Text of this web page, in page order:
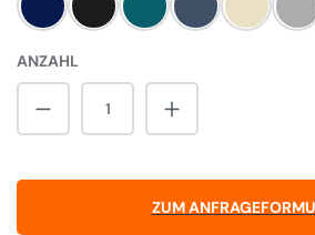
Dark BluePewter Salcombe BlueDartmouth Blue
Linen
ANZAHL
Produkt Anzahl: Gib den
ZUM